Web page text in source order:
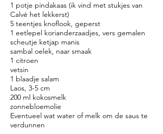
1 potje pindakaas (ik vind met stukjes van
Calvé het lekkerst)
5 teentjes knoflook, geperst
1 eetlepel korianderzaadjes, vers gemalen
scheutje ketjap manis
sambal oelek, naar smaak
1 citroen
vetsin
1 blaadje salam
Laos, 3-5 cm
200 ml kokosmelk
zonnebloemolie
Eventueel wat water of melk om de saus te
verdunnen